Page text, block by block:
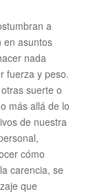
a
en asuntos
nada
fuerza y peso.
suerte o
más allá de lo
de nuestra
cómo
carencia, se
que